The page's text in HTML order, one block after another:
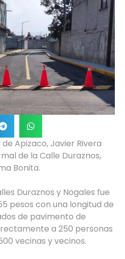
Apizaco, Javier Rivera
de la Calle Duraznos,
Bonita.
Duraznos y Nogales fue
pesos con una longitud de
de pavimento de
a 250 personas
vecinas y vecinos.